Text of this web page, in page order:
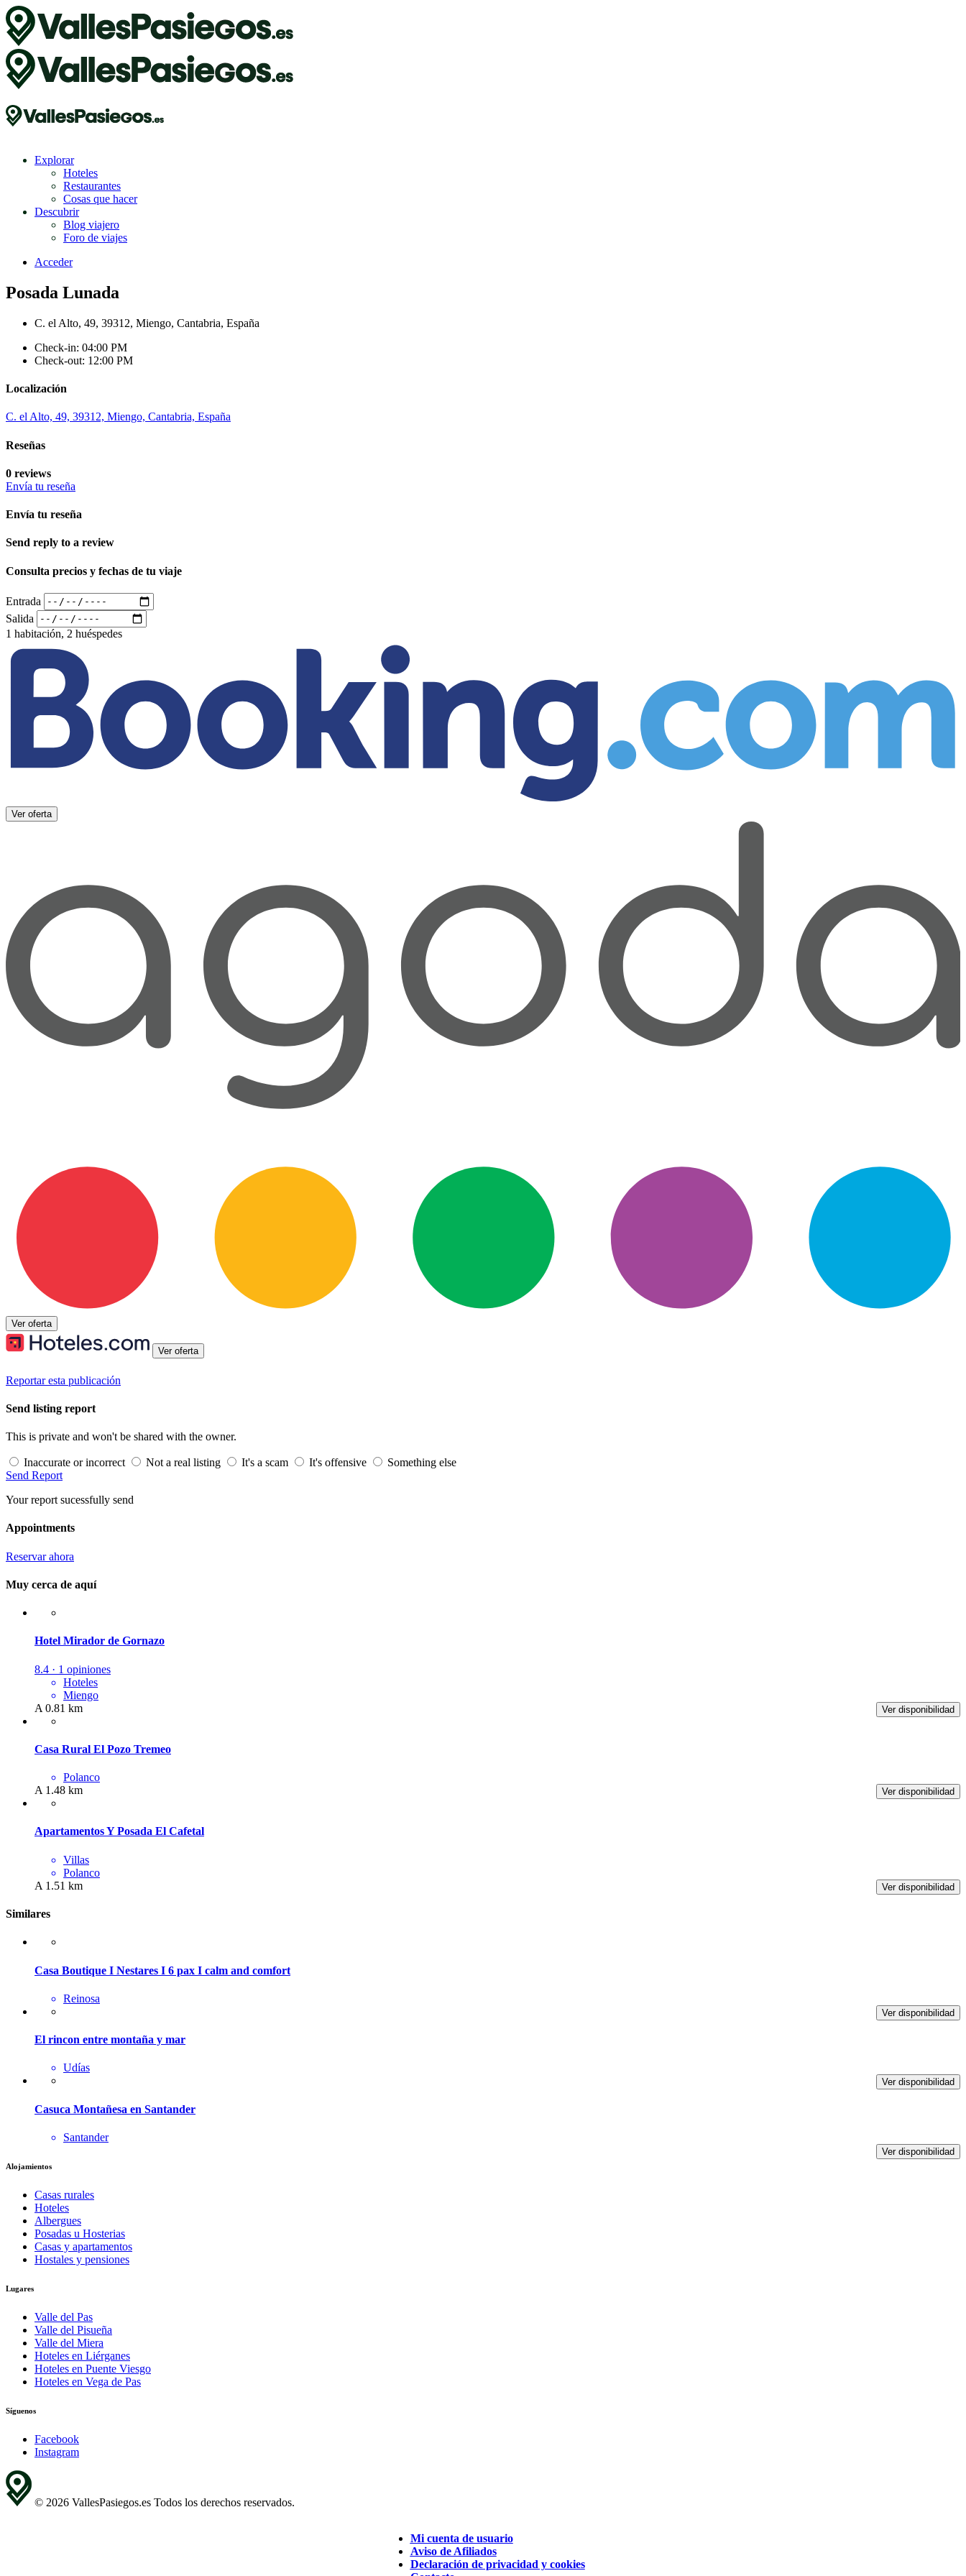
Explorar
Hoteles
Restaurantes
Cosas que hacer
Descubrir
Blog viajero
Foro de viajes
Acceder
Posada Lunada
C. el Alto, 49, 39312, Miengo, Cantabria, España
Check-in: 04:00 PM
Check-out: 12:00 PM
Localización
C. el Alto, 49, 39312, Miengo, Cantabria, España
Reseñas
0 reviews
Envía tu reseña
Envía tu reseña
Send reply to a review
Consulta precios y fechas de tu viaje
Entrada
Salida
1 habitación, 2 huéspedes
Ver oferta
Ver oferta
Ver oferta
Reportar esta publicación
Send listing report
This is private and won't be shared with the owner.
Inaccurate or incorrect Not a real listing It's a scam It's offensive
Something else
Send Report
Your report sucessfully send
Appointments
Reservar ahora
Muy cerca de aquí
Hotel Mirador de Gornazo
8.4 · 1 opiniones
Hoteles
Miengo
Ver disponibilidad
A 0.81 km
Casa Rural El Pozo Tremeo
Polanco
Ver disponibilidad
A 1.48 km
Apartamentos Y Posada El Cafetal
Villas
Polanco
Ver disponibilidad
A 1.51 km
Similares
Casa Boutique I Nestares I 6 pax I calm and comfort
Reinosa
Ver disponibilidad
El rincon entre montaña y mar
Udías
Ver disponibilidad
Casuca Montañesa en Santander
Santander
Ver disponibilidad
Alojamientos
Casas rurales
Hoteles
Albergues
Posadas u Hosterias
Casas y apartamentos
Hostales y pensiones
Lugares
Valle del Pas
Valle del Pisueña
Valle del Miera
Hoteles en Liérganes
Hoteles en Puente Viesgo
Hoteles en Vega de Pas
Síguenos
Facebook
Instagram
© 2026 VallesPasiegos.es Todos los derechos reservados.
Mi cuenta de usuario
Aviso de Afiliados
Declaración de privacidad y cookies